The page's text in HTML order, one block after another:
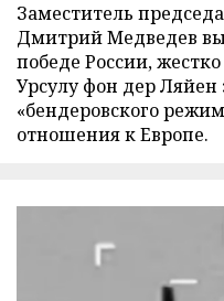
Заместитель
Дмитрий Медведев
победе России,
Урсулу фон дер
«бендеровского
отношения к Европе.